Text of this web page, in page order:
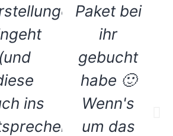
(und
ins
Paket bei
ihr
gebucht
habe 🙂
Wenn's
um das